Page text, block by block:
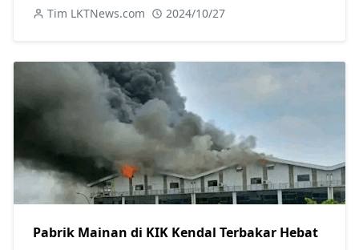
Tim LKTNews.com 2024/10/27
Pabrik Mainan di KIK Kendal Terbakar Hebat